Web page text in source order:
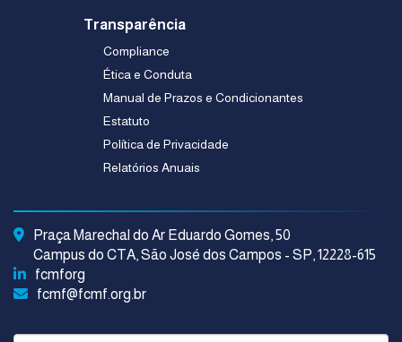
Transparência
Compliance
Ética e Conduta
Manual de Prazos e Condicionantes
Estatuto
Política de Privacidade
Relatórios Anuais
Praça Marechal do Ar Eduardo Gomes, 50
Campus do CTA, São José dos Campos - SP, 12228-615
fcmforg
fcmf@fcmf.org.br